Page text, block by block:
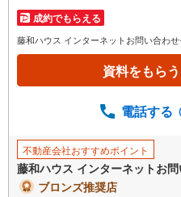
イ
ペ
ー
に
成約でもらえる
藤和ハウス インターネットお問い合わ
資料をもらう
電話する
不動産会社おすすめポイント
藤和ハウス インターネットお
ブロンズ推奨店